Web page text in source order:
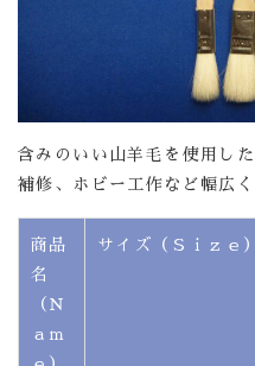
含みのいい山羊毛を使用し
補修、ホビー工作など幅広
商品
名
（Ｎ
ａｍ
サイズ（Ｓｉｚｅ）